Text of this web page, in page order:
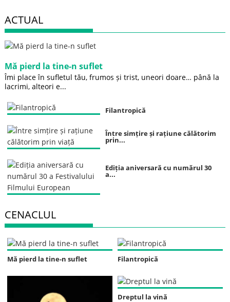
ACTUAL
Mă pierd la tine-n suflet
Îmi place în sufletul tău, frumos și trist, uneori doare… până la
lacrimi, alteori e...
Filantropică
Între simțire și rațiune călătorim
prin...
Ediția aniversară cu numărul 30
a...
CENACLUL
Mă pierd la tine-n suflet Filantropică
Dreptul la vină